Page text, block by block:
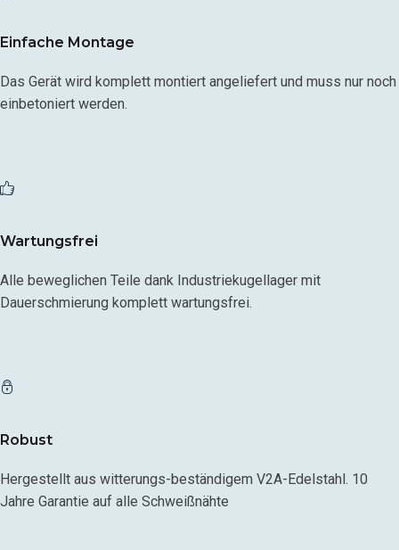
Einfache Montage
Das Gerät wird komplett montiert angeliefert und muss nur noch
einbetoniert werden.
Wartungsfrei
Alle beweglichen Teile dank Industriekugellager mit
Dauerschmierung komplett wartungsfrei.
Robust
Hergestellt aus witterungs-beständigem V2A-Edelstahl. 10
Jahre Garantie auf alle Schweißnähte